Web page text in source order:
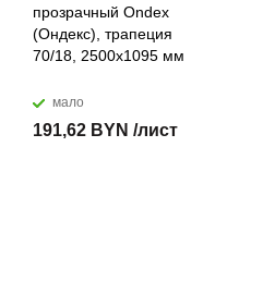
прозрачный Ondex
(Ондекс), трапеция
70/18, 2500х1095 мм
мало
191,62 BYN /лист